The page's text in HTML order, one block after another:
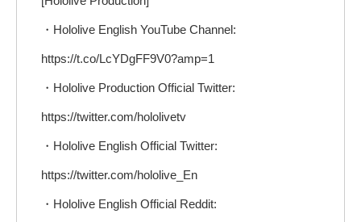
・Hololive English YouTube Channel:
https://t.co/LcYDgFF9V0?amp=1
・Hololive Production Official Twitter:
https://twitter.com/hololivetv
・Hololive English Official Twitter:
https://twitter.com/hololive_En
・Hololive English Official Reddit: